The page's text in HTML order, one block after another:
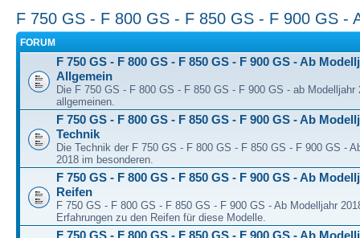
F 750 GS - F 800 GS - F 850 GS - F 900 GS -
FORUM
F 750 GS - F 800 GS - F 850 GS - F 900 GS - Ab
Allgemein
Die F 750 GS - F 800 GS - F 850 GS - F 900 GS - ab Modelljahr
allgemeinen.
F 750 GS - F 800 GS - F 850 GS - F 900 GS - Ab
Technik
Die Technik der F 750 GS - F 800 GS - F 850 GS - F 900 GS -
2018 im besonderen.
F 750 GS - F 800 GS - F 850 GS - F 900 GS - Ab
Reifen
F 750 GS - F 800 GS - F 850 GS - F 900 GS - Ab Modelljahr
Erfahrungen zu den Reifen für diese Modelle.
F 750 GS - F 800 GS - F 850 GS - F 900 GS - Ab